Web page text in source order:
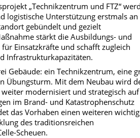
„Technikzentrum und FTZ“
logistische Unterstützung erstmals an
gebündelt und gezielt
stärkt die Ausbildungs- und
Einsatzkräfte und schafft zugleich
Infrastrukturkapazitäten.
Gebäude: ein Technikzentrum, eine
Übungsturm. Mit dem Neubau wird
weiter modernisiert und strategisch auf
im Brand- und Katastrophenschutz
das Vorhaben einen weiteren
des traditionsreichen
Scheuen.